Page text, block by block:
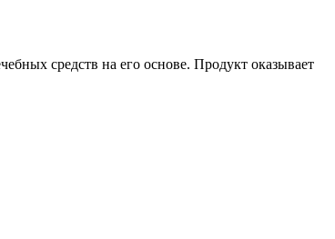
средств на его основе. Продукт оказывает